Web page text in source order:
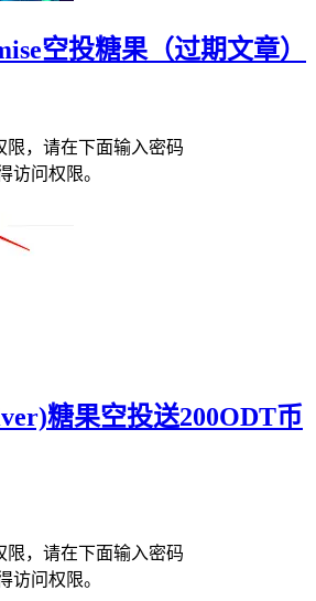
空投糖果（过期文章）
限，请在下面输入密码
访问权限。
糖果空投送200ODT币
限，请在下面输入密码
访问权限。